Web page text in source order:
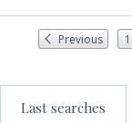
Previous 1
Last searches